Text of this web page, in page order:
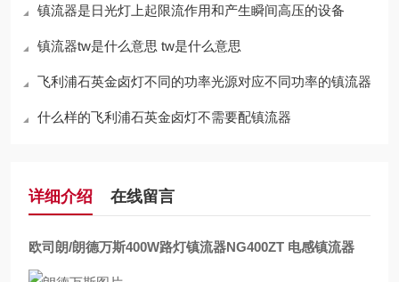
镇流器是日光灯上起限流作用和产生瞬间高压的设备
镇流器tw是什么意思 tw是什么意思
飞利浦石英金卤灯不同的功率光源对应不同功率的镇流器
什么样的飞利浦石英金卤灯不需要配镇流器
详细介绍 在线留言
欧司朗/朗德万斯400W路灯镇流器NG400ZT 电感镇流器